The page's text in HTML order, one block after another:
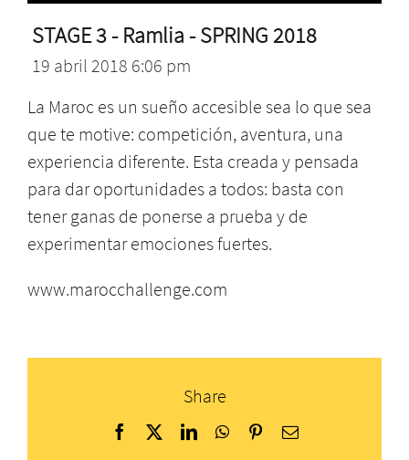
STAGE 3 - Ramlia - SPRING 2018
19 abril 2018 6:06 pm
La Maroc es un sueño accesible sea lo que sea
que te motive: competición, aventura, una
experiencia diferente. Esta creada y pensada
para dar oportunidades a todos: basta con
tener ganas de ponerse a prueba y de
experimentar emociones fuertes.
www.marocchallenge.com
Share
Facebook
X LinkedInWhatsApp
PinterestCorreo